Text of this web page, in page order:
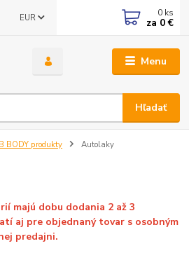
Menu
EUR
Hľadať
0 ks
za 0 €
BODY produkty Autolaky
majú dobu dodania 2 až 3
aj pre objednaný tovar s osobným
predajni.